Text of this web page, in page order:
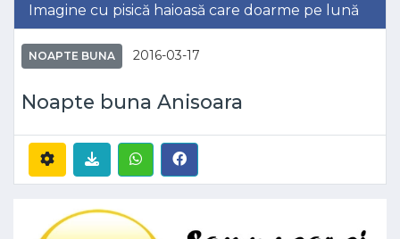
Imagine cu pisică haioasă care doarme pe lună
NOAPTE BUNA 2016-03-17
Noapte buna Anisoara